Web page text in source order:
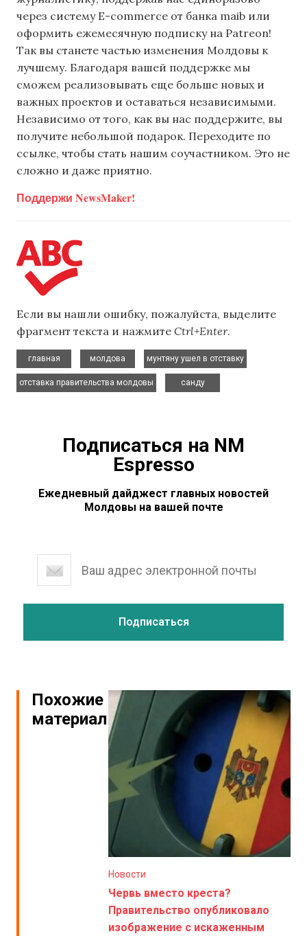
через систему E-commerce от банка maib или
оформить ежемесячную подписку на Patreon!
Так вы станете частью изменения Молдовы к
лучшему. Благодаря вашей поддержке мы
сможем реализовывать еще больше новых и
важных проектов и оставаться независимыми.
Независимо от того, как вы нас поддержите, вы
получите небольшой подарок. Переходите по
ссылке, чтобы стать нашим соучастником. Это не
сложно и даже приятно.
Поддержи NewsMaker!
Если вы нашли ошибку, пожалуйста, выделите
фрагмент текста и нажмите Ctrl+Enter.
главная
молдова
мунтяну ушел в отставку
отставка правительства молдовы
санду
Подписаться на NM
Espresso
Ежедневный дайджест главных новостей
Молдовы на вашей почте
Похожие
материалы
Новости
Червь вместо креста?
Правительство опубликовало
изображение с искаженным